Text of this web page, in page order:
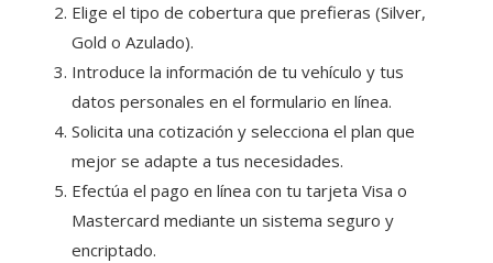
Elige el tipo de cobertura que prefieras (Silver,
Gold o Azulado).
Introduce la información de tu vehículo y tus
datos personales en el formulario en línea.
Solicita una cotización y selecciona el plan que
mejor se adapte a tus necesidades.
Efectúa el pago en línea con tu tarjeta Visa o
Mastercard mediante un sistema seguro y
encriptado.